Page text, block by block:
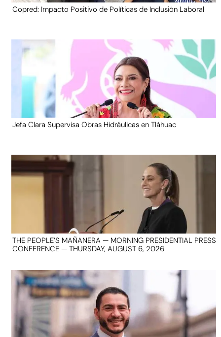
Copred: Impacto Positivo de Políticas de Inclusión Laboral
Jefa Clara Supervisa Obras Hidráulicas en Tláhuac
THE PEOPLE’S MAÑANERA — MORNING PRESIDENTIAL PRESS
CONFERENCE — THURSDAY, AUGUST 6, 2026